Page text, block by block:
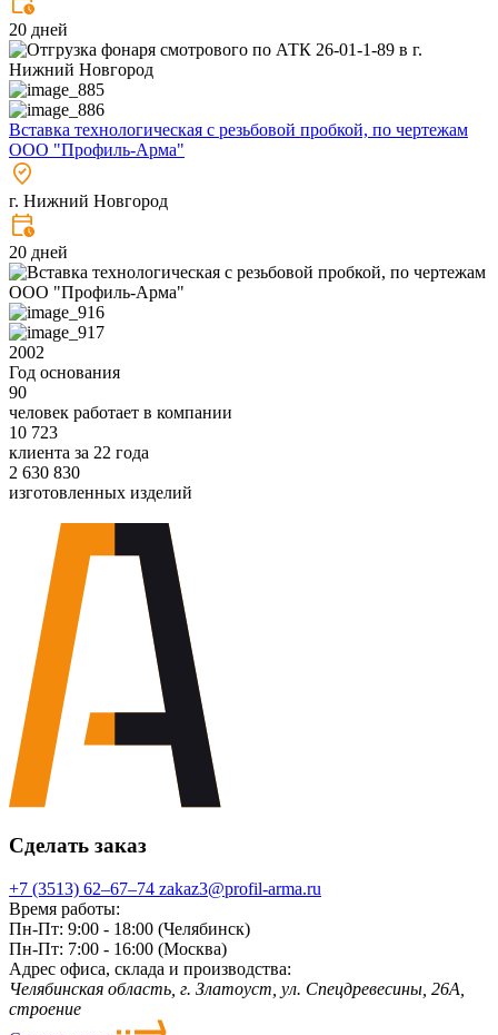
20 дней
Вставка технологическая с резьбовой пробкой, по чертежам
ООО "Профиль-Арма"
г. Нижний Новгород
20 дней
2002
Год основания
90
человек работает в компании
10 723
клиента за 22 года
2 630 830
изготовленных изделий
Сделать заказ
+7 (3513) 62‒67‒74 zakaz3@profil-arma.ru
Время работы:
Пн-Пт: 9:00 - 18:00 (Челябинск)
Пн-Пт: 7:00 - 16:00 (Москва)
Адрес офиса, склада и производства:
Челябинская область, г. Злaтoycт, ул. Спецдревесины, 26А,
строение